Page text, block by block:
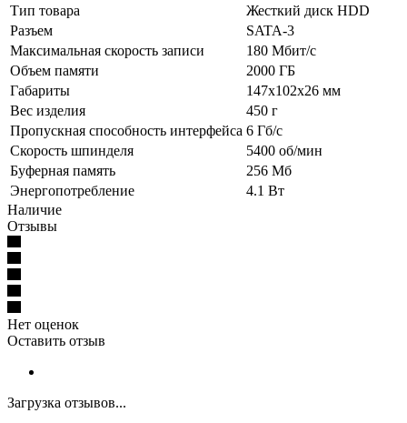
Тип товара
Жесткий диск HDD
Разъем
SATA-3
Максимальная скорость записи
180 Мбит/с
Объем памяти
2000 ГБ
Габариты
147x102x26 мм
Вес изделия
450 г
Пропускная способность интерфейса 6 Гб/с
Скорость шпинделя
5400 об/мин
Буферная память
256 Мб
Энергопотребление
4.1 Вт
Наличие
Отзывы
Нет оценок
Оставить отзыв
Загрузка отзывов...